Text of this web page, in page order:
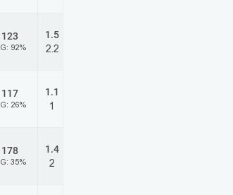
123
G: 92%
1.5
2.2
117
G: 26%
1.1
1
178
G: 35%
1.4
2